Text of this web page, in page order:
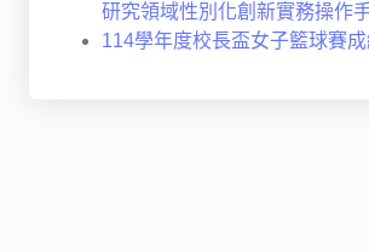
研究領域性別化創新實務操作手
114學年度校長盃女子籃球賽